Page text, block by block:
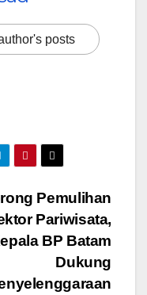
posts
Pemulihan
Pariwisata,
BP Batam
Dukung